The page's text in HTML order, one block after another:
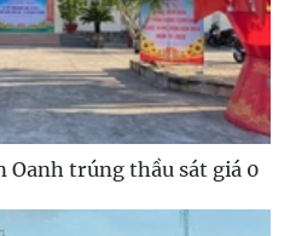
Oanh trúng thầu sát giá 0